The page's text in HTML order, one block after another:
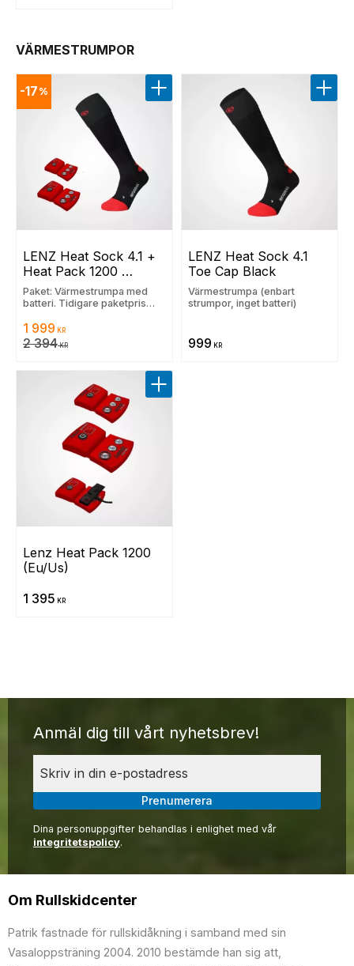
VÄRMESTRUMPOR
LENZ Heat Sock 4.1 +
Heat Pack 1200
(Eu/Us)
Paket: Värmestrumpa med
batteri. Tidigare paketpris
1 999 KR
2 394KR
17 % Lägg till i favoriter
LENZ Heat Sock 4.1
Toe Cap Black
Värmestrumpa (enbart
strumpor, inget batteri)
999 KR
Lägg
Lenz Heat Pack 1200
(Eu/Us)
1 395 KR
Lägg till i favoriter
Anmäl dig till vårt nyhetsbrev!
Prenumerera
Dina personuppgifter behandlas i enlighet med vår
integritetspolicy.
Om Rullskidcenter
Patrik fastnade för rullskidåkning i samband med sin
Vasaloppsträning 2004. 2010 bestämde han sig att,